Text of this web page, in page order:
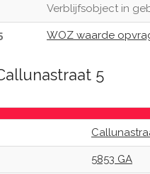
Verblijfsobject in
WOZ waarde
5
5853 GA